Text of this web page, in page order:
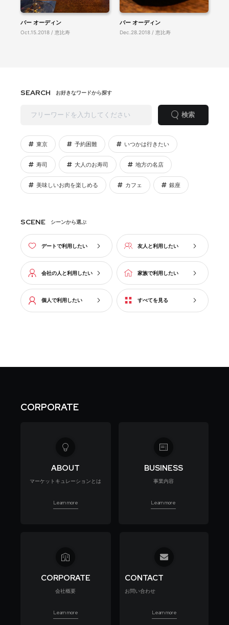
バー オーディン
Oct.15.2018 / 恵比寿
バー オーディン
Dec.28.2018 / 恵比寿
SEARCH お好きなワードから探す
検索
東京 予約困難 いつかは行きたい
寿司 大人のお寿司 地方の名店
美味しいお肉を楽しめる カフェ 銀座
SCENE シーンから選ぶ
デートで利用したい 友人と利用したい
会社の人と利用したい 家族で利用したい
個人で利用したい すべてを見る
CORPORATE
ABOUT
マーケットキュレーションとは
Learn more
BUSINESS
事業内容
Learn more
CORPORATE
会社概要
Learn more
CONTACT
お問い合わせ
Learn more